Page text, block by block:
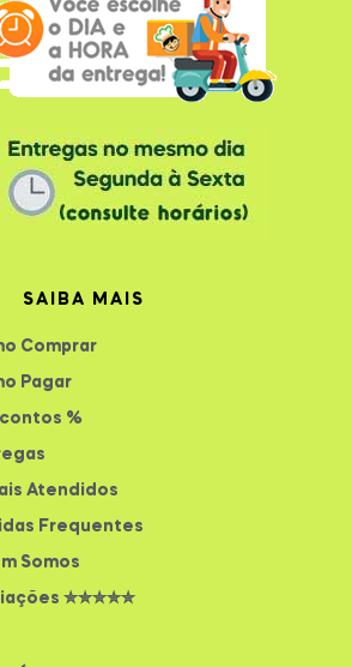
SAIBA MAIS
Comprar
Pagar
%
Atendidos
Frequentes
Somos
✮✮✮✮✮